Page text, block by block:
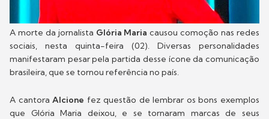
A morte da jornalista Glória Maria causou comoção nas redes
sociais, nesta quinta-feira (02). Diversas personalidades
manifestaram pesar pela partida desse ícone da comunicação
brasileira, que se tornou referência no país.
A cantoraAlcione fez questão de lembrar os bons exemplos
que Glória Maria deixou, e se tornaram marcas de seus